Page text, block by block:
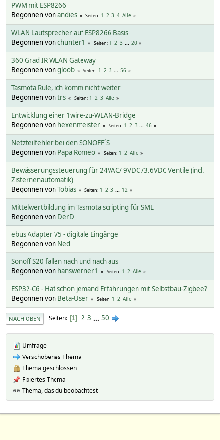
PWM mit ESP8266
Begonnen vonandies Seiten 1 2 3 4 Alle
WLAN Lautsprecher auf ESP8266 Basis
Begonnen vonchunter1 Seiten 1 2 3 ... 20
360 Grad IR WLAN Gateway
Begonnen vongloob Seiten 1 2 3 ... 56
Tasmota Rule, ich komm nicht weiter
Begonnen vontrs Seiten 1 2 3 Alle
Entwicklung einer 1wire-zu-WLAN-Bridge
Begonnen von hexenmeister Seiten 1 2 3 ... 46
Netzteilfehler bei den SONOFF´S
Begonnen von Papa Romeo Seiten 1 2 Alle
Bewässerungssteuerung für 24VAC/ 9VDC /3.6VDC Ventile (incl.
Zisternenautomatik)
Begonnen vonTobias Seiten 1 2 3 ... 12
Mittelwertbildung im Tasmota scripting für SML
Begonnen von DerD
ebus Adapter V5 - digitale Eingänge
Begonnen von Ned
Sonoff S20 fallen nach und nach aus
Begonnen von hanswerner1 Seiten 1 2 Alle
ESP32-C6 - Hat schon jemand Erfahrungen mit Selbstbau-Zigbee?
Begonnen von Beta-User Seiten 1 2 Alle
NACH OBEN Seiten 1 2 3 ... 50
Umfrage
Verschobenes Thema
Thema geschlossen
Fixiertes Thema
Thema, das du beobachtest